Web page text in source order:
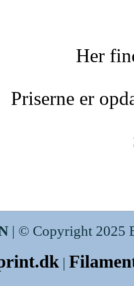
Her
Priserne er
| © Copyright 2025
|